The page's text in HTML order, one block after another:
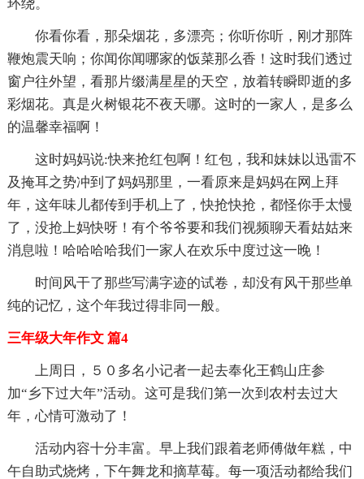
环绕。
你看你看，那朵烟花，多漂亮；你听你听，刚才那阵
鞭炮震天响；你闻你闻哪家的饭菜那么香！这时我们透过
窗户往外望，看那片缀满星星的天空，放着转瞬即逝的多
彩烟花。真是火树银花不夜天哪。这时的一家人，是多么
的温馨幸福啊！
这时妈妈说:快来抢红包啊！红包，我和妹妹以迅雷不
及掩耳之势冲到了妈妈那里，一看原来是妈妈在网上拜
年，这年味儿都传到手机上了，快抢快抢，都怪你手太慢
了，没抢上妈快呀！有个爷爷要和我们视频聊天看姑姑来
消息啦！哈哈哈哈我们一家人在欢乐中度过这一晚！
时间风干了那些写满字迹的试卷，却没有风干那些单
纯的记忆，这个年我过得非同一般。
三年级大年作文 篇4
上周日，５０多名小记者一起去奉化王鹤山庄参
加“乡下过大年”活动。这可是我们第一次到农村去过大
年，心情可激动了！
活动内容十分丰富。早上我们跟着老师傅做年糕，中
午自助式烧烤，下午舞龙和摘草莓。每一项活动都给我们